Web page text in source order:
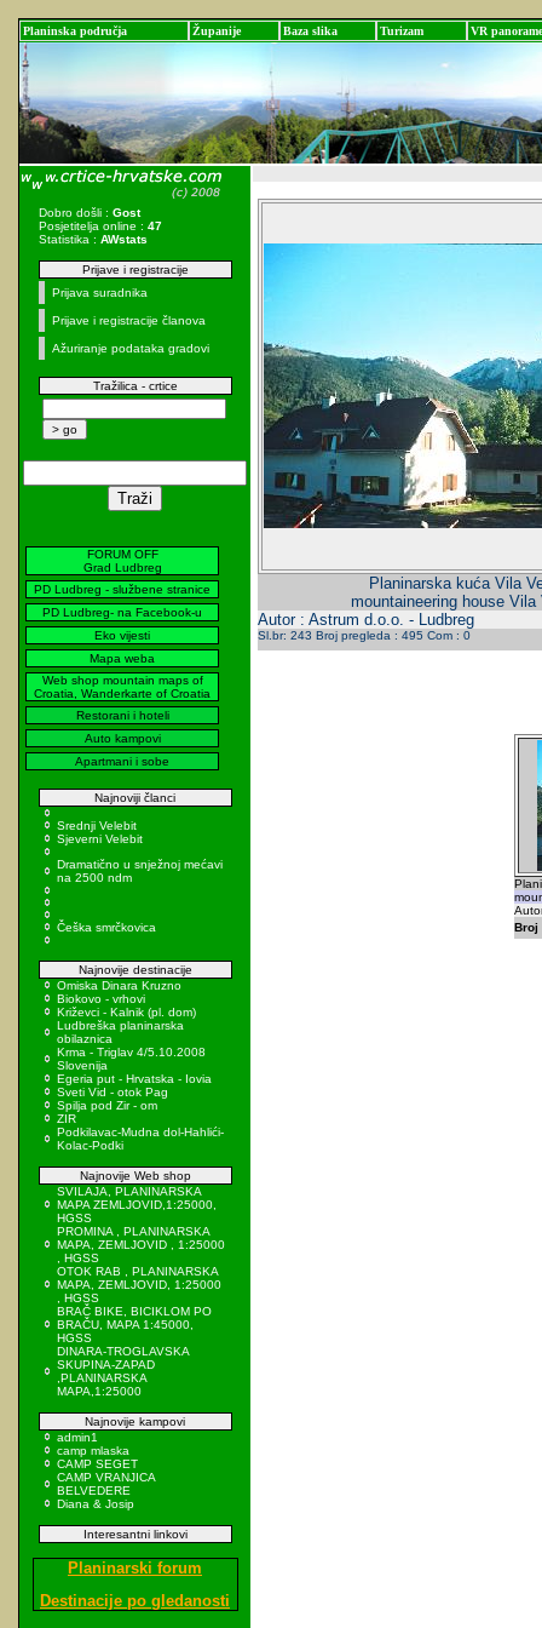
Planinska područja Županije Baza slika Turizam VR panorame
Dobro došli : Gost
Posjetitelja online : 47
Statistika : AWstats
Prijave i registracije
Prijava suradnika
Prijave i registracije članova
Ažuriranje podataka gradovi
Tražilica - crtice
FORUM OFF
Grad Ludbreg
PD Ludbreg - službene stranice
PD Ludbreg- na Facebook-u
Eko vijesti
Mapa weba
Web shop mountain maps of
Croatia, Wanderkarte of Croatia
Restorani i hoteli
Auto kampovi
Apartmani i sobe
Najnoviji članci
Srednji Velebit
Sjeverni Velebit
Dramatično u snježnoj mećavi
na 2500 ndm
Češka smrčkovica
Najnovije destinacije
Omiska Dinara Kruzno
Biokovo - vrhovi
Križevci - Kalnik (pl. dom)
Ludbreška planinarska
obilaznica
Krma - Triglav 4/5.10.2008
Slovenija
Egeria put - Hrvatska - Iovia
Sveti Vid - otok Pag
Spilja pod Zir - om
ZIR
Podkilavac-Mudna dol-Hahlići-
Kolac-Podki
Najnovije Web shop
SVILAJA, PLANINARSKA
MAPA ZEMLJOVID,1:25000,
HGSS
PROMINA , PLANINARSKA
MAPA, ZEMLJOVID , 1:25000
, HGSS
OTOK RAB , PLANINARSKA
MAPA, ZEMLJOVID, 1:25000
, HGSS
BRAČ BIKE, BICIKLOM PO
BRAČU, MAPA 1:45000,
HGSS
DINARA-TROGLAVSKA
SKUPINA-ZAPAD
,PLANINARSKA
MAPA,1:25000
Najnovije kampovi
admin1
camp mlaska
CAMP SEGET
CAMP VRANJICA
BELVEDERE
Diana & Josip
Interesantni linkovi
Planinarski forum
Destinacije po gledanosti
Planinarska kuća Vila
mountaineering house Vila
Autor : Astrum d.o.o. - Ludbreg
Sl.br: 243 Broj pregleda : 495 Com : 0
Broj